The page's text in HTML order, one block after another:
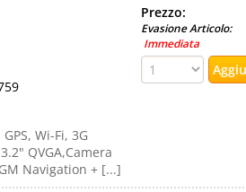
Wi-Fi, 3G
QVGA,Camera
Navigation + [...]
Prezzo:
Evasione Articolo:
Immediata